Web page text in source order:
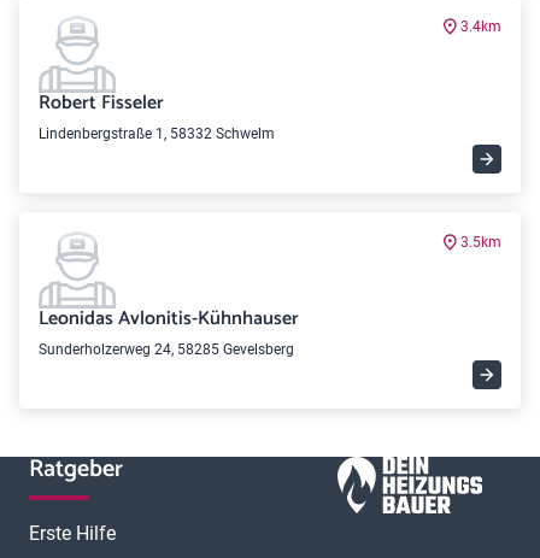
3.4km
Robert Fisseler
Lindenbergstraße 1, 58332 Schwelm
3.5km
Leonidas Avlonitis-Kühnhauser
Sunderholzerweg 24, 58285 Gevelsberg
Ratgeber
Erste Hilfe